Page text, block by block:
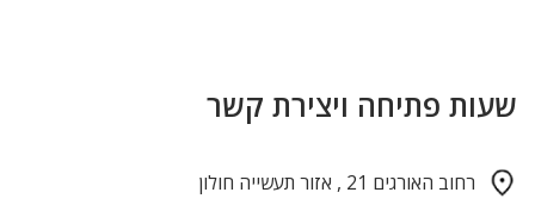
שעות פתיחה ויצירת קשר
רחוב האורגים 21 , אזור תעשייה חולון